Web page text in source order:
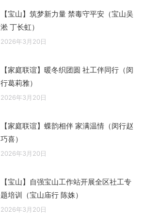
【宝山】筑梦新力量 禁毒守平安（宝山吴
淞 丁长虹）
2026年3月20日
【家庭联谊】暖冬织团圆 社工伴同行（闵
行葛莉雅）
2026年3月20日
【家庭联谊】蝶韵相伴 家满温情（闵行赵
巧喜）
2026年3月20日
【宝山】自强宝山工作站开展全区社工专
题培训（宝山庙行 陈姝）
2026年3月20日